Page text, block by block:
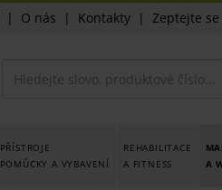
| O nás | Kontakty | Zeptejte se
PŘÍSTROJE
POMŮCKY A VYBAVENÍ
REHABILITACE
A FITNESS
A